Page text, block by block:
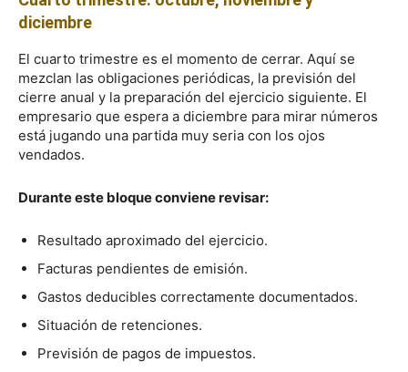
diciembre
El cuarto trimestre es el momento de cerrar. Aquí se
mezclan las obligaciones periódicas, la previsión del
cierre anual y la preparación del ejercicio siguiente. El
empresario que espera a diciembre para mirar números
está jugando una partida muy seria con los ojos
vendados.
Durante este bloque conviene revisar:
Resultado aproximado del ejercicio.
Facturas pendientes de emisión.
Gastos deducibles correctamente documentados.
Situación de retenciones.
Previsión de pagos de impuestos.